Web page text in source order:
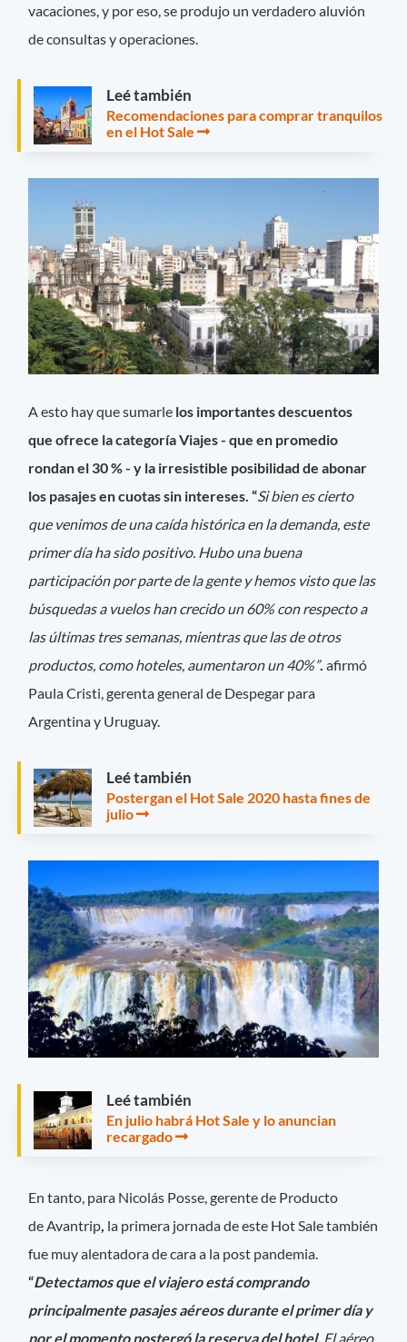
vacaciones, y por eso, se produjo un verdadero aluvión
de consultas y operaciones.
Leé también
Recomendaciones para comprar tranquilos
en el Hot Sale
A esto hay que sumarle los importantes descuentos
que ofrece la categoríaViajes - que en promedio
rondan el 30 % - y la irresistible posibilidad de abonar
los pasajes en cuotas sin intereses. “Si bien es cierto
que venimos de una caída histórica en la demanda, este
primer día ha sido positivo. Hubo una buena
participación por parte de la gente y hemos visto que las
búsquedas a vuelos han crecido un 60% con respecto a
las últimas tres semanas, mientras que las de otros
productos, como hoteles, aumentaron un 40%”. afirmó
Paula Cristi, gerenta general de Despegar para
Argentina y Uruguay.
Leé también
Postergan el Hot Sale 2020 hasta fines de
julio
Leé también
En julio habrá Hot Sale y lo anuncian
recargado
En tanto, para Nicolás Posse, gerente de Producto
deAvantrip, la primera jornada de este Hot Sale también
fue muy alentadora de cara a la post pandemia.
“Detectamos queel viajero está comprando
principalmente pasajes aéreos durante el primer día y
por el momento postergó la reserva del hotel. El aéreo